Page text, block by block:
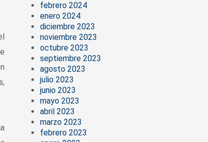
febrero 2024
enero 2024
diciembre 2023
noviembre 2023
octubre 2023
septiembre 2023
agosto 2023
julio 2023
junio 2023
mayo 2023
abril 2023
marzo 2023
febrero 2023